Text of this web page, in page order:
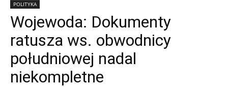
POLITYKA
Wojewoda: Dokumenty
ratusza ws. obwodnicy
południowej nadal
niekompletne